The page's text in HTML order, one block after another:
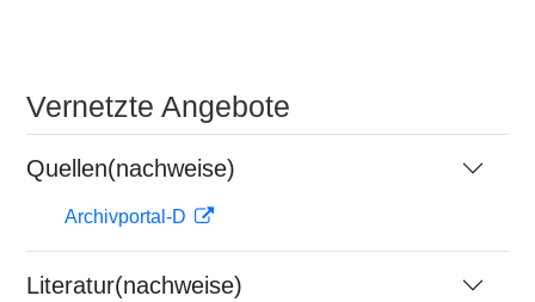
Vernetzte Angebote
Quellen(nachweise)
Archivportal-D
Literatur(nachweise)